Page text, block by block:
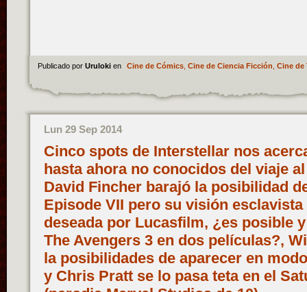
Publicado por Uruloki en Cine de Cómics, Cine de Ciencia Ficción Cine de
Lun 29 Sep 2014
Cinco spots de Interstellar nos
hasta ahora no conocidos del viaje
David Fincher barajó la posibilidad
Episode VII pero su visión
deseada por Lucasfilm, ¿es posible
The Avengers 3 en dos películas?,
la posibilidades de aparecer en
y Chris Pratt se lo pasa teta en el